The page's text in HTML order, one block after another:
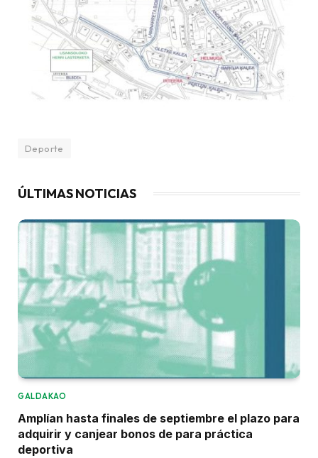
Deporte
ÚLTIMAS NOTICIAS
GALDAKAO
Amplían hasta finales de septiembre el plazo para
adquirir y canjear bonos de para práctica
deportiva